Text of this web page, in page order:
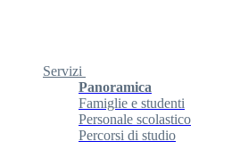
Servizi
Panoramica
Famiglie e studenti
Personale scolastico
Percorsi di studio